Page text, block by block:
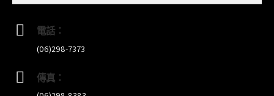
電話：
(06)298-7373
傳真：